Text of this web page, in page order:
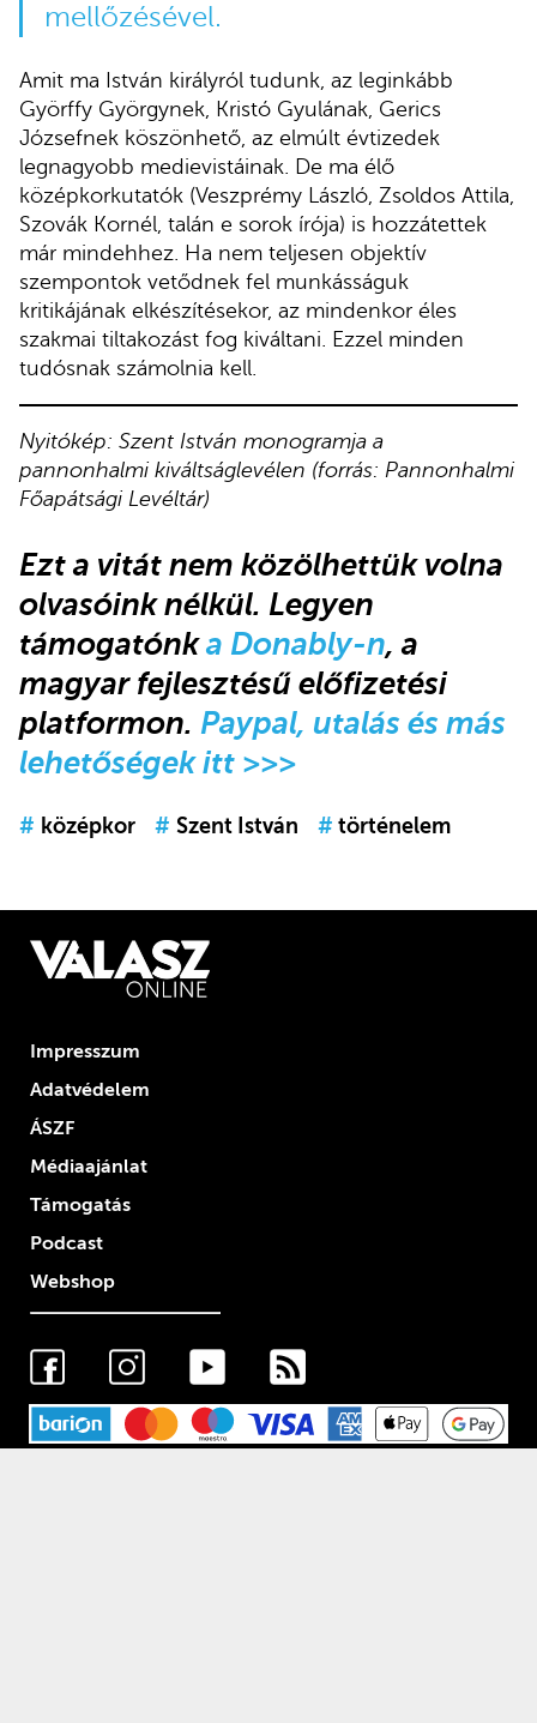
mellőzésével.
Amit ma István királyról tudunk, az leginkább
Györffy Györgynek, Kristó Gyulának, Gerics
Józsefnek köszönhető, az elmúlt évtizedek
legnagyobb medievistáinak. De ma élő
középkorkutatók (Veszprémy László, Zsoldos Attila,
Szovák Kornél, talán e sorok írója) is hozzátettek
már mindehhez. Ha nem teljesen objektív
szempontok vetődnek fel munkásságuk
kritikájának elkészítésekor, az mindenkor éles
szakmai tiltakozást fog kiváltani. Ezzel minden
tudósnak számolnia kell.
Nyitókép: Szent István monogramja a
pannonhalmi kiváltságlevélen (forrás: Pannonhalmi
Főapátsági Levéltár)
Ezt a vitát nem közölhettük volna
olvasóink nélkül. Legyen
támogatónka Donably-n, a
magyar fejlesztésű előfizetési
platformon. Paypal, utalás és más
lehetőségek itt >>>
# középkor # Szent István # történelem
Impresszum
Adatvédelem
ÁSZF
Médiaajánlat
Támogatás
Podcast
Webshop